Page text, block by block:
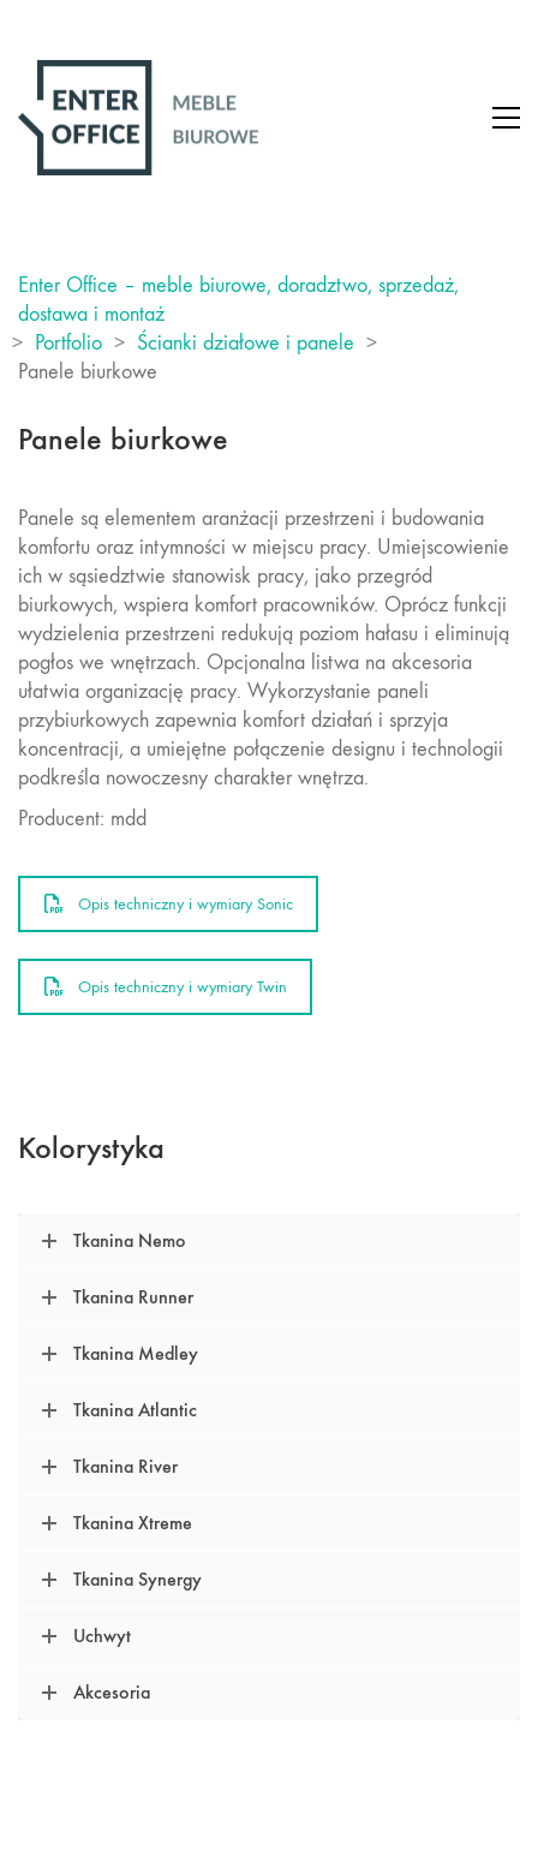
Enter Office – meble biurowe, doradztwo, sprzedaż,
dostawa i montaż
>
Portfolio > Ścianki działowe i panele >
Panele biurkowe
Panele biurkowe
Panele są elementem aranżacji przestrzeni i budowania
komfortu oraz intymności w miejscu pracy. Umiejscowienie
ich w sąsiedztwie stanowisk pracy, jako przegród
biurkowych, wspiera komfort pracowników. Oprócz funkcji
wydzielenia przestrzeni redukują poziom hałasu i eliminują
pogłos we wnętrzach. Opcjonalna listwa na akcesoria
ułatwia organizację pracy. Wykorzystanie paneli
przybiurkowych zapewnia komfort działań i sprzyja
koncentracji, a umiejętne połączenie designu i technologii
podkreśla nowoczesny charakter wnętrza.
Producent: mdd
Opis techniczny i wymiary Sonic
Opis techniczny i wymiary Twin
Kolorystyka
Tkanina Nemo
Tkanina Runner
Tkanina Medley
Tkanina Atlantic
Tkanina River
Tkanina Xtreme
Tkanina Synergy
Uchwyt
Akcesoria